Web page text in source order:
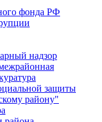
фонда РФ
надзор
защиты
району"